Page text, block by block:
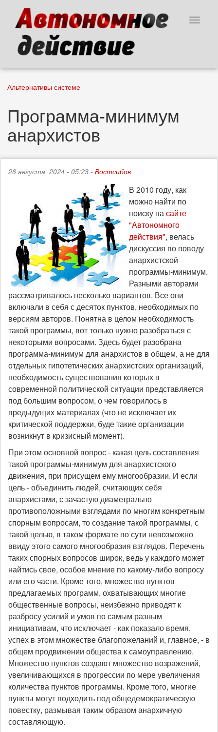
основному
содержанию
Toggle
Альтернативы системе
Программа-минимум
анархистов
26 августа, 2024 - 05:23 - Востсибов
В 2010 году, как
можно найти по
поиску насайте
"Автономного
действия", велась
дискуссия по поводу
анархистской
программы-минимум.
Разными авторами
рассматривалось несколько вариантов. Все они
включали в себя с десяток пунктов, необходимых по
версиям авторов. Понятна в целом необходимость
такой программы, вот только нужно разобраться с
некоторыми вопросами. Здесь будет разобрана
программа-минимум для анархистов в общем, а не для
отдельных гипотетических анархистских организаций,
необходимость существования которых в
современной политической ситуации представляется
под большим вопросом, о чем говорилось в
предыдущих материалах (что не исключает их
критической поддержки, буде такие организации
возникнут в кризисный момент).
При этом основной вопрос - какая цель составления
такой программы-минимум для анархистского
движения, при присущем ему многообразии. И если
цель - объединить людей, считающих себя
анархистами, с зачастую диаметрально
противоположными взглядами по многим конкретным
спорным вопросам, то создание такой программы, с
такой целью, в таком формате по сути невозможно
ввиду этого самого многообразия взглядов. Перечень
таких спорных вопросов широк, ведь у каждого может
найтись свое, особое мнение по какому-либо вопросу
или его части. Кроме того, множество пунктов
предлагаемых программ, охватывающих многие
общественные вопросы, неизбежно приводят к
разбросу усилий и умов по самым разным
инициативам, что исключает - как показало время,
успех в этом множестве благопожеланий и, главное, - в
общем продвижении общества к самоуправлению.
Множество пунктов создают множество возражений,
увеличивающихся в прогрессии по мере увеличения
количества пунктов программы. Кроме того, многие
пункты могут подходить под общедемократическую
повестку, размывая таким образом анархичную
составляющую.